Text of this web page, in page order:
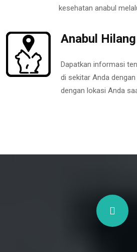
kesehatan anabul
Anabul
Dapatkan informasi
di sekitar Anda
dengan lokasi Anda